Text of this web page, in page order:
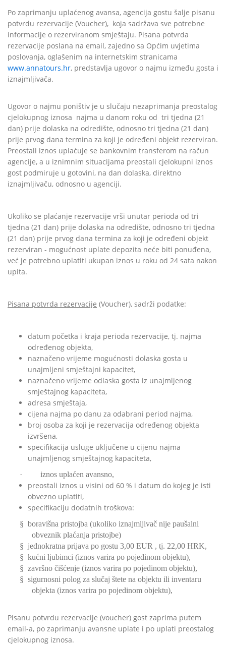
Po zaprimanju uplaćenog avansa, agencija gostu šalje pisanu
potvrdu rezervacije (Voucher), koja sadržava sve potrebne
informacije o rezerviranom smještaju. Pisana potvrda
rezervacije poslana na email, zajedno sa Općim uvjetima
poslovanja, oglašenim na internetskim stranicama
www.annatours.hr, predstavlja ugovor o najmu između gosta i
iznajmljivača.
Ugovor o najmu poništiv je u slučaju nezaprimanja preostalog
cjelokupnog iznosa najma u danom roku od tri tjedna (21
dan) prije dolaska na odredište, odnosno tri tjedna (21 dan)
prije prvog dana termina za koji je određeni objekt rezerviran.
Preostali iznos uplaćuje se bankovnim transferom na račun
agencije, a u iznimnim situacijama preostali cjelokupni iznos
gost podmiruje u gotovini, na dan dolaska, direktno
iznajmljivaču, odnosno u agenciji.
Ukoliko se plaćanje rezervacije vrši unutar perioda od tri
tjedna (21 dan) prije dolaska na odredište, odnosno tri tjedna
(21 dan) prije prvog dana termina za koji je određeni objekt
rezerviran - mogućnost uplate depozita neće biti ponuđena,
već je potrebno uplatiti ukupan iznos u roku od 24 sata nakon
upita.
Pisana potvrda rezervacije (Voucher), sadrži podatke:
datum početka i kraja perioda rezervacije, tj. najma
određenog objekta,
naznačeno vrijeme mogućnosti dolaska gosta u
unajmljeni smještajni kapacitet,
naznačeno vrijeme odlaska gosta iz unajmljenog
smještajnog kapaciteta,
adresa smještaja,
cijena najma po danu za odabrani period najma,
broj osoba za koji je rezervacija određenog objekta
izvršena,
specifikacija usluge uključene u cijenu najma
unajmljenog smještajnog kapaciteta,
· iznos uplaćen avansno,
preostali iznos u visini od 60 % i datum do kojeg je isti
obvezno uplatiti,
specifikaciju dodatnih troškova:
§ boravišna pristojba (ukoliko iznajmljivač nije paušalni
obveznik plaćanja pristojbe)
§ jednokratna prijava po gostu 3,00 EUR , tj. 22,00 HRK,
§ kućni ljubimci (iznos varira po pojedinom objektu),
§ završno čišćenje (iznos varira po pojedinom objektu),
§ sigurnosni polog za slučaj štete na objektu ili inventaru
objekta (iznos varira po pojedinom objektu),
Pisanu potvrdu rezervacije (voucher) gost zaprima putem
email-a, po zaprimanju avansne uplate i po uplati preostalog
cjelokupnog iznosa.